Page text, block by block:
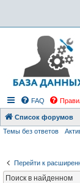
FAQ
Список форумов
Темы без ответов
Перейти к